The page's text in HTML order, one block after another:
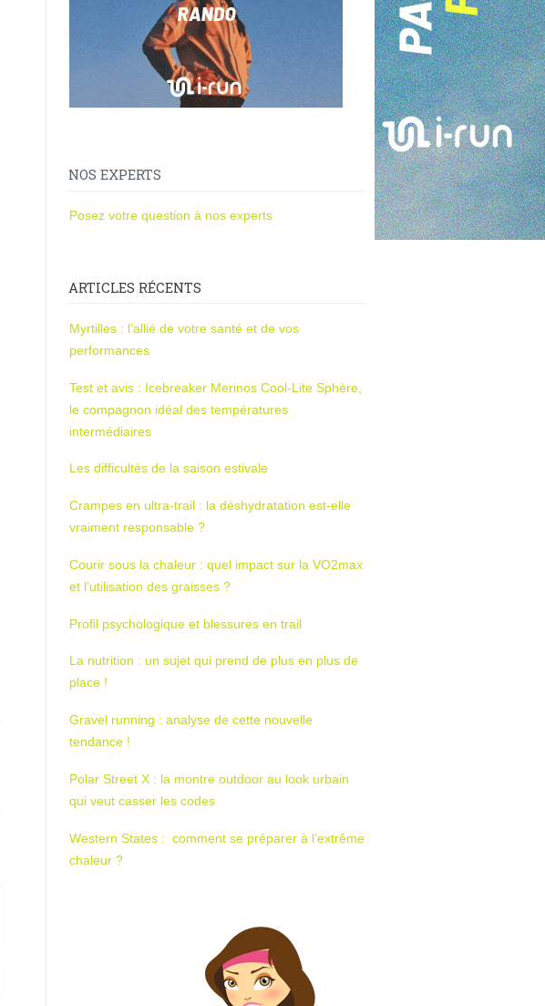
NOS EXPERTS
Posez votre question à nos experts
ARTICLES RÉCENTS
Myrtilles : l’allié de votre santé et de vos
performances
Test et avis : Icebreaker Merinos Cool-Lite Sphère,
le compagnon idéal des températures
intermédiaires
Les difficultés de la saison estivale
Crampes en ultra-trail : la déshydratation est-elle
vraiment responsable ?
Courir sous la chaleur : quel impact sur la VO2max
et l’utilisation des graisses ?
Profil psychologique et blessures en trail
La nutrition : un sujet qui prend de plus en plus de
place !
Gravel running : analyse de cette nouvelle
tendance !
Polar Street X : la montre outdoor au look urbain
qui veut casser les codes
Western States : comment se préparer à l’extrême
chaleur ?